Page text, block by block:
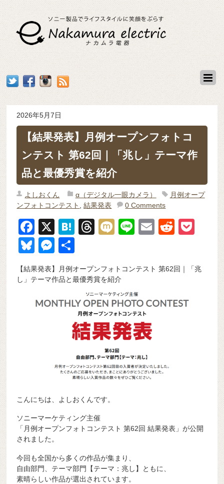
2026年5月7日
【結果発表】月例オープンフォトコ
ンテスト 第62回｜「兆し」テーマ作
品と最優秀賞を紹介
よしおくん α（デジタル一眼カメラ）
月例オープ
ンフォトコンテスト
,結果発表 0 Comments
F
a
c
e
o
X
H
n
T
a
d
s
M
Li
E
R
di et
Bl
u
e
y
M
e
ss
n
【結果発表】月例オープンフォトコンテスト 第62回｜「兆
し」テーマ作品と最優秀賞を紹介
こんにちは、よしおくんです。
ソニーマーケティング主催
「月例オープンフォトコンテスト 第62回 結果発表」が公開
されました。
今回も全国から多くの作品が集まり、
自由部門、テーマ部門【テーマ：兆し】ともに、
素晴らしい作品が選出されています。